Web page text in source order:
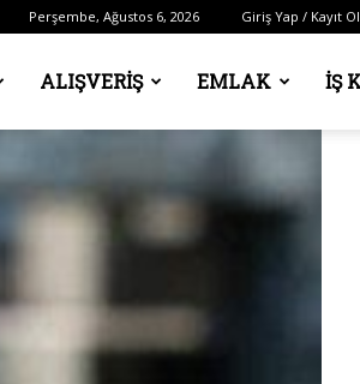
Perşembe, Ağustos 6, 2026 Giriş Yap / Kayıt Ol
ALIŞVERIŞ EMLAK İŞ